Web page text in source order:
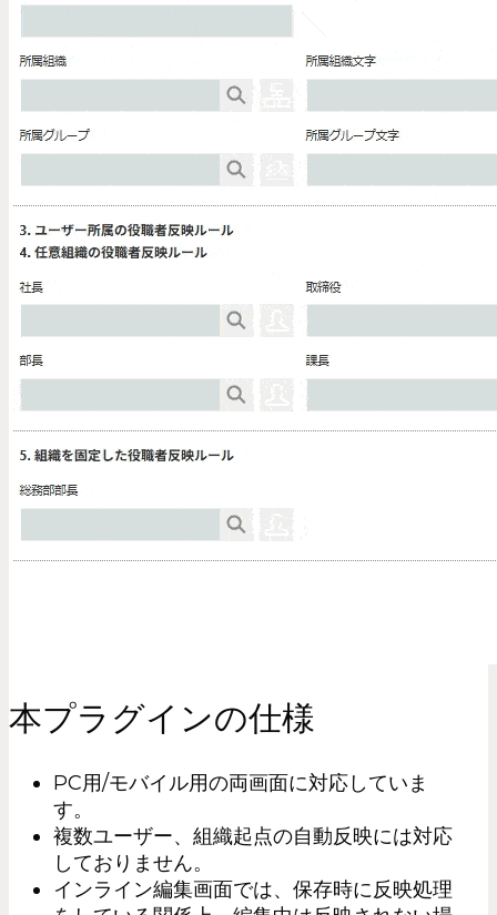
本プラグインの仕様
PC用/モバイル用の両画面に対応していま
す。
複数ユーザー、組織起点の自動反映には対応
しておりません。
インライン編集画面では、保存時に反映処理